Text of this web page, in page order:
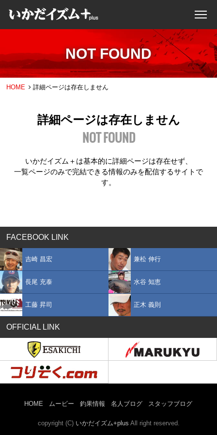
NOT FOUND
HOME 詳細ページは存在しません
詳細ページは存在しません
NOT FOUND
いかだイズム＋は基本的に詳細ページは存在せず、
一覧ページのみで完結できる情報のみを配信するサイトで
す。
FACEBOOK LINK
吉崎 昌宏 兼松 伸行
長尾 充泰 水谷 知恵
工藤 昇司 正木 義則
OFFICIAL LINK
HOME ムービー 釣果情報 名人ブログ スタッフブログ
copyright (C) いかだイズム+plus All right reserved.